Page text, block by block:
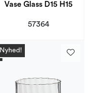
Vase Glass D15 H15
57364
Nyhed!